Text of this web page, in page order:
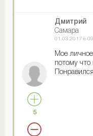
5
Дмитрий
Самара
01.03.2017 в
Мое
потому